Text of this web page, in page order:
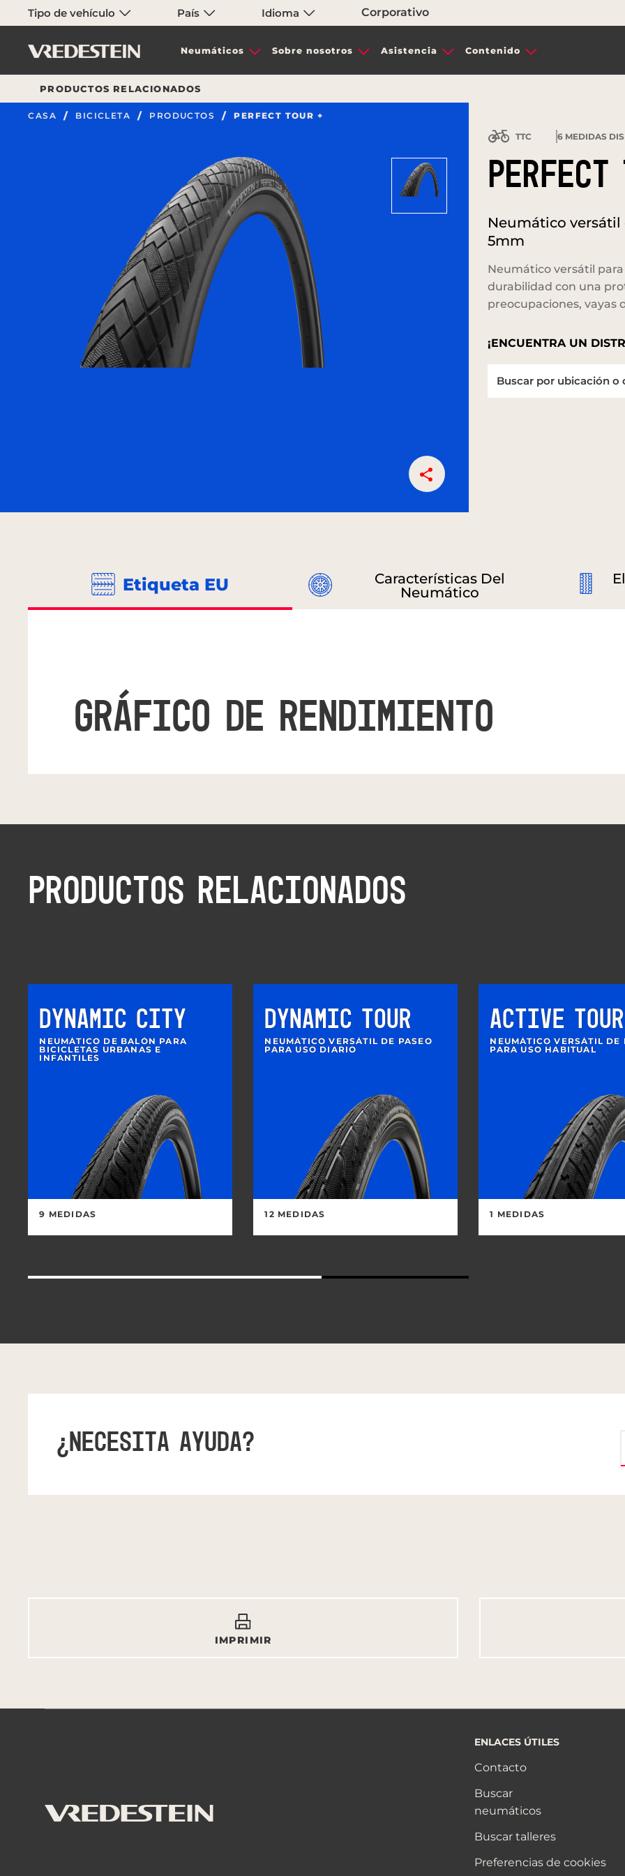
Tipo de vehículo País Idioma Corporativo
Neumáticos Sobre nosotros Asistencia Contenido
PRODUCTOS RELACIONADOS
CASA BICICLETA PRODUCTOS PERFECT TOUR +
TTC 6MEDIDAS
PERFECT
Neumático
5mm
Neumático versátil
durabilidad con una
preocupaciones, vayas
¡ENCUENTRA UN
Etiqueta EU
Características Del
Neumático
GRÁFICO DE RENDIMIENTO
PRODUCTOS RELACIONADOS
DYNAMIC CITY
NEUMÁTICO DE BALÓN PARA
BICICLETAS URBANAS E
INFANTILES
9 MEDIDAS
DYNAMIC TOUR
NEUMÁTICO VERSÁTIL DE PASEO
PARA USO DIARIO
12 MEDIDAS
ACTIVE TOUR
NEUMÁTICO VERSÁTIL DE
PARA USO HABITUAL
1 MEDIDAS
¿NECESITA AYUDA?
IMPRIMIR
ENLACES ÚTILES
Contacto
Buscar
neumáticos
Buscar talleres
Preferencias de cookies